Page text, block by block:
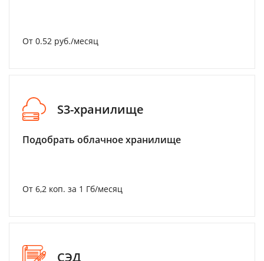
От 0.52 руб./месяц
S3-хранилище
Подобрать облачное хранилище
От 6,2 коп. за 1 Гб/месяц
СЭД